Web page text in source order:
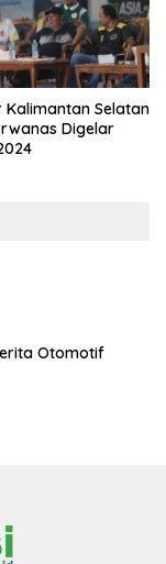
Kalimantan Selatan
Digelar
Otomotif